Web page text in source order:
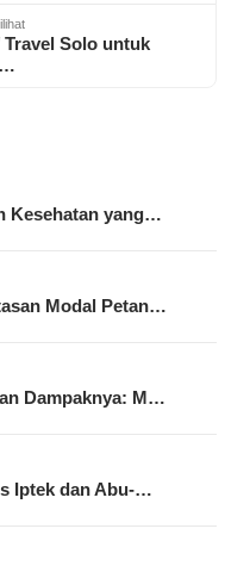
Travel Solo untuk
Kesehatan yang…
Modal Petan…
Dampaknya: M…
Iptek dan Abu-…